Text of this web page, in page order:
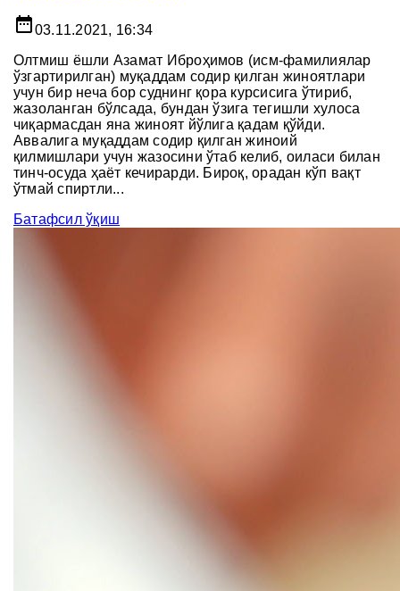
date_range03.11.2021, 16:34
Олтмиш ёшли Азамат Иброҳимов (исм-фамилиялар
ўзгартирилган) муқаддам содир қилган жиноятлари
учун бир неча бор суднинг қора курсисига ўтириб,
жазоланган бўлсада, бундан ўзига тегишли хулоса
чиқармасдан яна жиноят йўлига қадам қўйди.
Аввалига муқаддам содир қилган жиноий
қилмишлари учун жазосини ўтаб келиб, оиласи билан
тинч-осуда ҳаёт кечирарди. Бироқ, орадан кўп вақт
ўтмай спиртли...
Батафсил ўқиш